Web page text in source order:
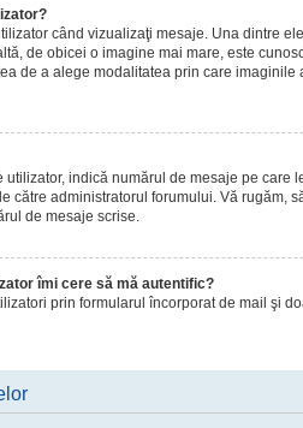
când vizualizaţi mesaje. Una dintre
de obicei o imagine mai mare, este
de a alege modalitatea prin care
indică numărul de mesaje pe
către administratorul forumului. Vă
de mesaje scrise.
îmi cere să mă autentific?
prin formularul încorporat de mail şi